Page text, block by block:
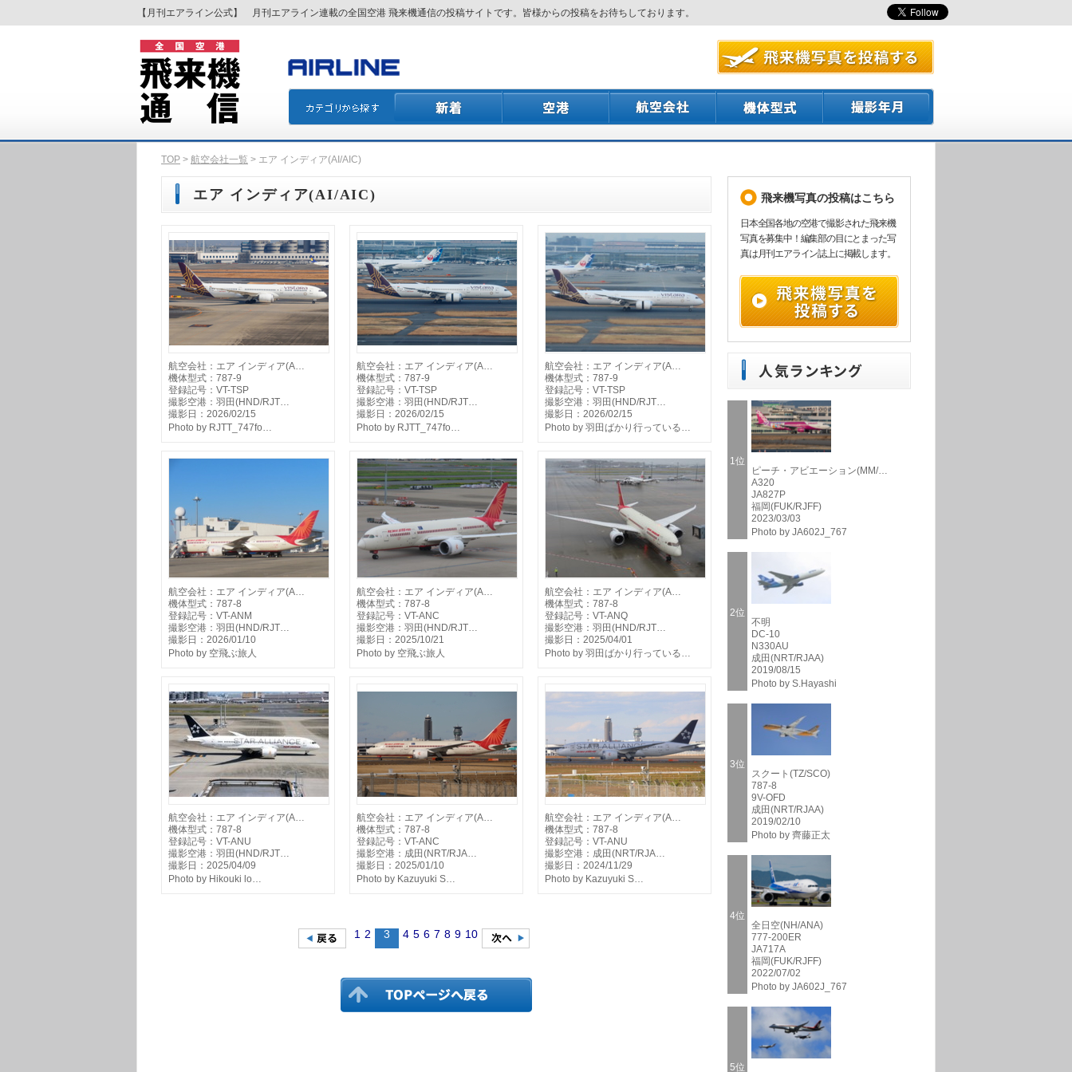
【月刊エアライン公式】 月刊エアライン連載の全国空港 飛来機通信の投稿サイトです。皆様からの投稿をお待ちしております。
TOP > 航空会社一覧 > エア インディア(AI/AIC)
エア インディア(AI/AIC)
航空会社：エア インディア(A…
機体型式：787-9
登録記号：VT-TSP
撮影空港：羽田(HND/RJT…
撮影日：2026/02/15
Photo by RJTT_747fo…
航空会社：エア インディア(A…
機体型式：787-9
登録記号：VT-TSP
撮影空港：羽田(HND/RJT…
撮影日：2026/02/15
Photo by RJTT_747fo…
航空会社：エア インディア(A…
機体型式：787-9
登録記号：VT-TSP
撮影空港：羽田(HND/RJT…
撮影日：2026/02/15
Photo by 羽田ばかり行っている…
航空会社：エア インディア(A…
機体型式：787-8
登録記号：VT-ANM
撮影空港：羽田(HND/RJT…
撮影日：2026/01/10
Photo by 空飛ぶ旅人
航空会社：エア インディア(A…
機体型式：787-8
登録記号：VT-ANC
撮影空港：羽田(HND/RJT…
撮影日：2025/10/21
Photo by 空飛ぶ旅人
航空会社：エア インディア(A…
機体型式：787-8
登録記号：VT-ANQ
撮影空港：羽田(HND/RJT…
撮影日：2025/04/01
Photo by 羽田ばかり行っている…
航空会社：エア インディア(A…
機体型式：787-8
登録記号：VT-ANU
撮影空港：羽田(HND/RJT…
撮影日：2025/04/09
Photo by Hikouki lo…
航空会社：エア インディア(A…
機体型式：787-8
登録記号：VT-ANC
撮影空港：成田(NRT/RJA…
撮影日：2025/01/10
Photo by Kazuyuki S…
航空会社：エア インディア(A…
機体型式：787-8
登録記号：VT-ANU
撮影空港：成田(NRT/RJA…
撮影日：2024/11/29
Photo by Kazuyuki S…
1 2 3 4 5 6 7 8 9 10
飛来機写真の投稿はこちら
日本全国各地の空港で撮影された飛来機
写真を募集中！編集部の目にとまった写
真は月刊エアライン誌上に掲載します。
1位
ピーチ・アビエーション(MM/…
A320
JA827P
福岡(FUK/RJFF)
2023/03/03
Photo by JA602J_767
2位
不明
DC-10
N330AU
成田(NRT/RJAA)
2019/08/15
Photo by S.Hayashi
3位
スクート(TZ/SCO)
787-8
9V-OFD
成田(NRT/RJAA)
2019/02/10
Photo by 齊藤正太
4位
全日空(NH/ANA)
777-200ER
JA717A
福岡(FUK/RJFF)
2022/07/02
Photo by JA602J_767
5位